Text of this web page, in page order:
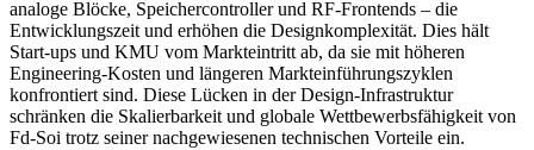
analoge Blöcke, Speichercontroller und RF-Frontends – die
Entwicklungszeit und erhöhen die Designkomplexität. Dies hält
Start-ups und KMU vom Markteintritt ab, da sie mit höheren
Engineering-Kosten und längeren Markteinführungszyklen
konfrontiert sind. Diese Lücken in der Design-Infrastruktur
schränken die Skalierbarkeit und globale Wettbewerbsfähigkeit von
Fd-Soi trotz seiner nachgewiesenen technischen Vorteile ein.